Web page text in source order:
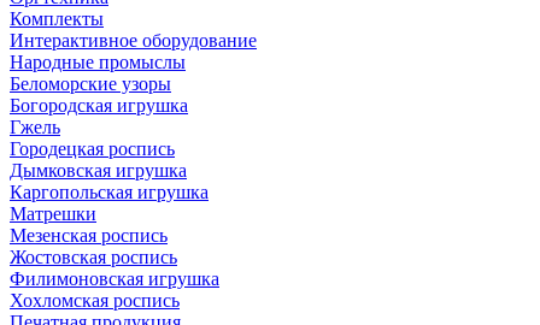
Комплекты
Интерактивное оборудование
Народные промыслы
Беломорские узоры
Богородская игрушка
Гжель
Городецкая роспись
Дымковская игрушка
Каргопольская игрушка
Матрешки
Мезенская роспись
Жостовская роспись
Филимоновская игрушка
Хохломская роспись